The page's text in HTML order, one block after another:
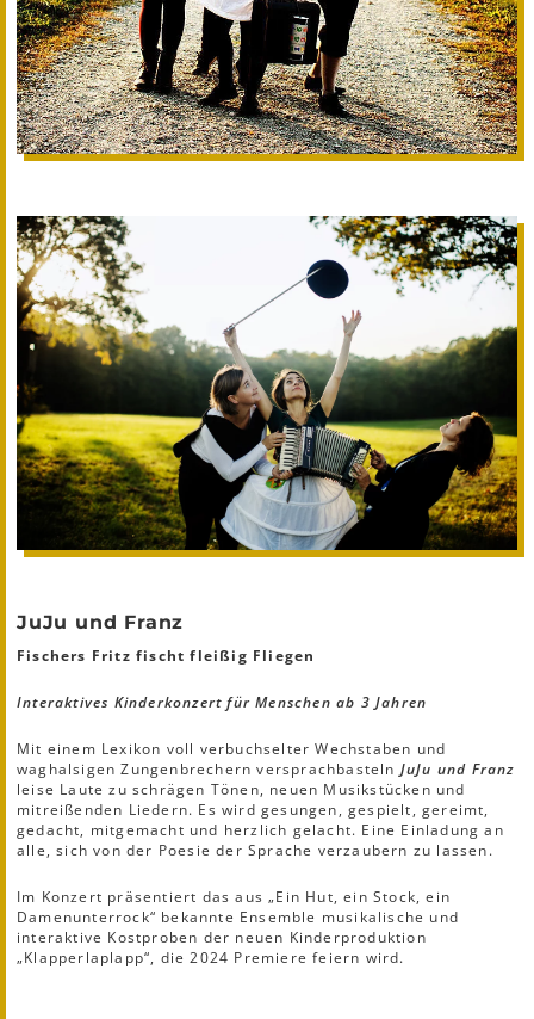
JuJu und Franz
Fischers Fritz fischt fleißig Fliegen
Interaktives Kinderkonzert für Menschen ab 3 Jahren
Mit einem Lexikon voll verbuchselter Wechstaben und
waghalsigen Zungenbrechern versprachbasteln JuJu und Franz
leise Laute zu schrägen Tönen, neuen Musikstücken und
mitreißenden Liedern. Es wird gesungen, gespielt, gereimt,
gedacht, mitgemacht und herzlich gelacht. Eine Einladung an
alle, sich von der Poesie der Sprache verzaubern zu lassen.
Im Konzert präsentiert das aus „Ein Hut, ein Stock, ein
Damenunterrock“ bekannte Ensemble musikalische und
interaktive Kostproben der neuen Kinderproduktion
„Klapperlaplapp“, die 2024 Premiere feiern wird.